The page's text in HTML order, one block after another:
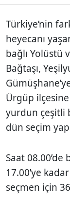
Türkiye’nin
heyecanı
bağlı Yolüstü
Bağtaşı,
Ürgüp
yurdun çeşitli
dün seçim
Saat
17.00’ye
seçmen için